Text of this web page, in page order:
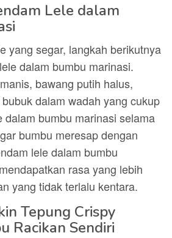
Lele dalam
yang segar, langkah berikutnya
dalam bumbu marinasi.
bawang putih halus,
dalam wadah yang cukup
dalam bumbu marinasi selama
bumbu meresap dengan
lele dalam bumbu
rasa yang lebih
yang tidak terlalu kentara.
Tepung Crispy
Racikan Sendiri